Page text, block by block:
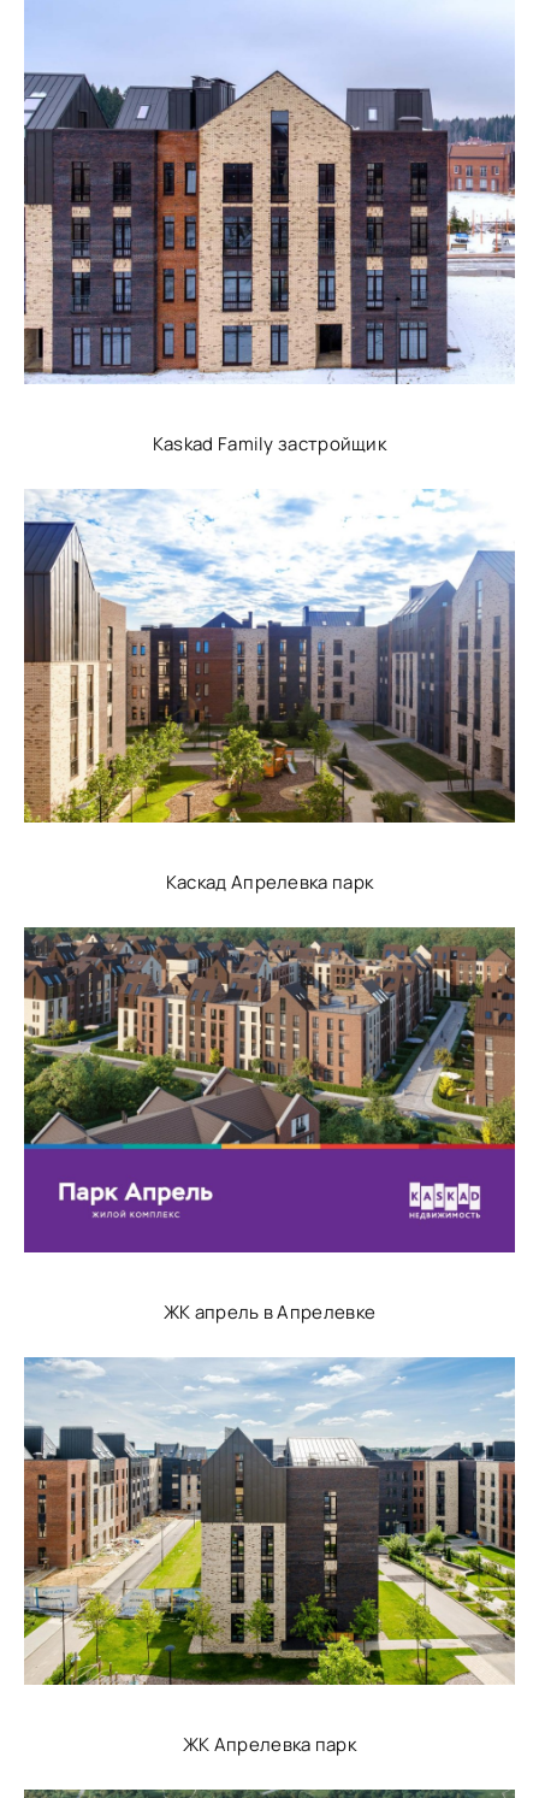
Kaskad Family застройщик
Каскад Апрелевка парк
ЖК апрель в Апрелевке
ЖК Апрелевка парк